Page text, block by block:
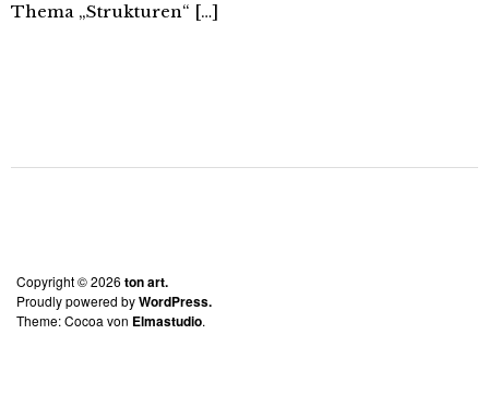
Thema „Strukturen“ […]
Copyright © 2026 ton art.
Proudly powered byWordPress.
Theme: Cocoa von Elmastudio.